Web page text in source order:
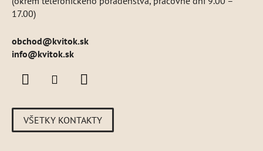
17.00)
obchod@kvitok.sk
info@kvitok.sk
VŠETKY KONTAKTY